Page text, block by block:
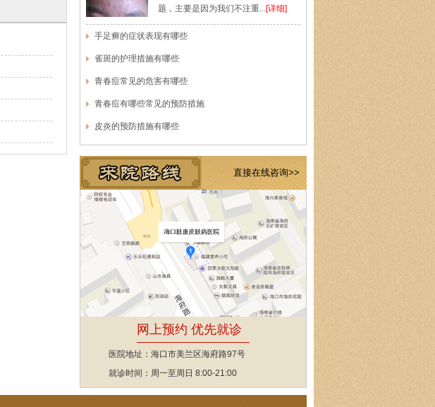
题，主要是因为我们不注重...[详细]
手足癣的症状表现有哪些
雀斑的护理措施有哪些
青春痘常见的危害有哪些
青春痘有哪些常见的预防措施
皮炎的预防措施有哪些
直接在线咨询>>
网上预约 优先就诊
医院地址：海口市美兰区海府路97号
就诊时间：周一至周日 8:00-21:00